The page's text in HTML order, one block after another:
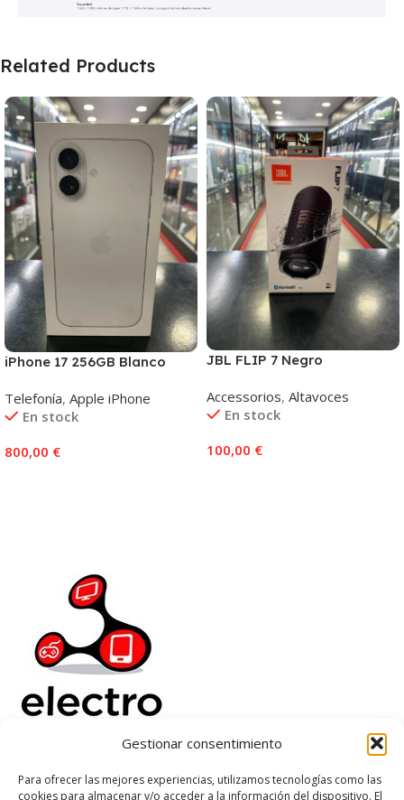
Gestionar consentimiento
Para ofrecer las mejores experiencias, utilizamos tecnologías como las
cookies para almacenar y/o acceder a la información del dispositivo. El
Related Products
iPhone 17 256GB Blanco
Telefonía, Apple iPhone
En stock
800,00 €
JBL FLIP 7 Negro
Accessorios, Altavoces
En stock
100,00 €
Electrorenover